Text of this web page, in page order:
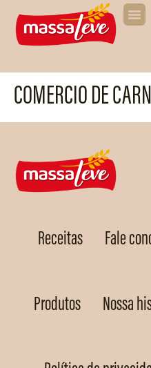
COMERCIO DE
Receitas Fale
Produtos Nossa